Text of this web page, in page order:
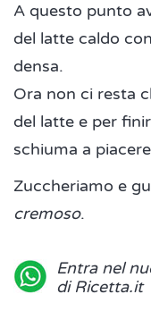
A questo punto
del latte caldo
densa.
Ora non ci resta
del latte e per
schiuma a
Zuccheriamo e
cremoso.
Entra nel
di Ricetta.it